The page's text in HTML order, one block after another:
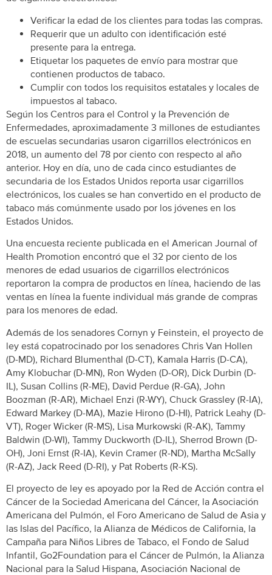
Verificar la edad de los clientes para todas las compras.
Requerir que un adulto con identificación esté
presente para la entrega.
Etiquetar los paquetes de envío para mostrar que
contienen productos de tabaco.
Cumplir con todos los requisitos estatales y locales de
impuestos al tabaco.
Según los Centros para el Control y la Prevención de
Enfermedades, aproximadamente 3 millones de estudiantes
de escuelas secundarias usaron cigarrillos electrónicos en
2018, un aumento del 78 por ciento con respecto al año
anterior. Hoy en día, uno de cada cinco estudiantes de
secundaria de los Estados Unidos reporta usar cigarrillos
electrónicos, los cuales se han convertido en el producto de
tabaco más comúnmente usado por los jóvenes en los
Estados Unidos.
Una encuesta reciente publicada en el American Journal of
Health Promotion encontró que el 32 por ciento de los
menores de edad usuarios de cigarrillos electrónicos
reportaron la compra de productos en línea, haciendo de las
ventas en línea la fuente individual más grande de compras
para los menores de edad.
Además de los senadores Cornyn y Feinstein, el proyecto de
ley está copatrocinado por los senadores Chris Van Hollen
(D-MD), Richard Blumenthal (D-CT), Kamala Harris (D-CA),
Amy Klobuchar (D-MN), Ron Wyden (D-OR), Dick Durbin (D-
IL), Susan Collins (R-ME), David Perdue (R-GA), John
Boozman (R-AR), Michael Enzi (R-WY), Chuck Grassley (R-IA),
Edward Markey (D-MA), Mazie Hirono (D-HI), Patrick Leahy (D-
VT), Roger Wicker (R-MS), Lisa Murkowski (R-AK), Tammy
Baldwin (D-WI), Tammy Duckworth (D-IL), Sherrod Brown (D-
OH), Joni Ernst (R-IA), Kevin Cramer (R-ND), Martha McSally
(R-AZ), Jack Reed (D-RI), y Pat Roberts (R-KS).
El proyecto de ley es apoyado por la Red de Acción contra el
Cáncer de la Sociedad Americana del Cáncer, la Asociación
Americana del Pulmón, el Foro Americano de Salud de Asia y
las Islas del Pacífico, la Alianza de Médicos de California, la
Campaña para Niños Libres de Tabaco, el Fondo de Salud
Infantil, Go2Foundation para el Cáncer de Pulmón, la Alianza
Nacional para la Salud Hispana, Asociación Nacional de